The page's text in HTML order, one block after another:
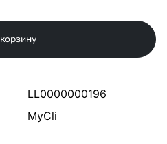
В корзину
LL0000000196
MyCli